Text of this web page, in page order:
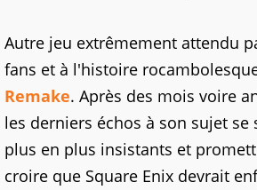
Autre jeu extrêmement attendu
fans et à l'histoire
Remake. Après des mois voire
les derniers échos à son sujet
plus en plus insistants et
croire que Square Enix devrait